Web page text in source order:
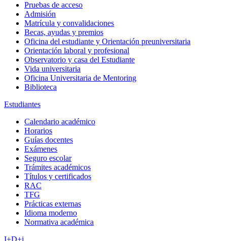
Pruebas de acceso
Admisión
Matrícula y convalidaciones
Becas, ayudas y premios
Oficina del estudiante y Orientación preuniversitaria
Orientación laboral y profesional
Observatorio y casa del Estudiante
Vida universitaria
Oficina Universitaria de Mentoring
Biblioteca
Estudiantes
Calendario académico
Horarios
Guías docentes
Exámenes
Seguro escolar
Trámites académicos
Títulos y certificados
RAC
TFG
Prácticas externas
Idioma moderno
Normativa académica
I+D+i